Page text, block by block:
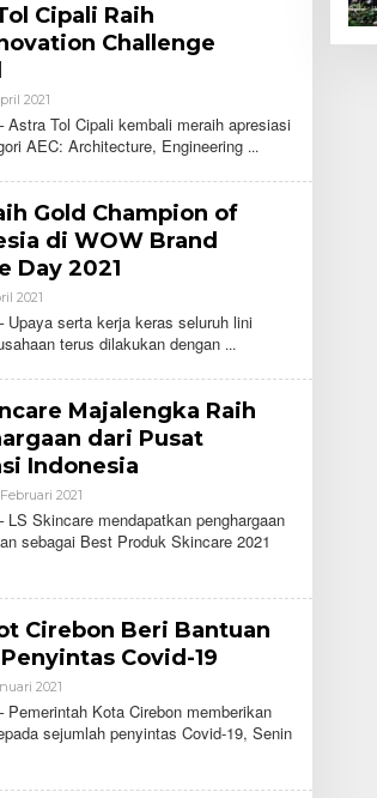
U
T
Cipali Raih
Challenge
2021
L
E
H
I
R
U
S
T
Astra Tol Cipali kembali meraih apresiasi
AEC: Architecture, Engineering
Gold Champion of
di WOW Brand
Day 2021
2021
E
H
I
R
U
S
T
Upaya serta kerja keras seluruh lini
terus dilakukan dengan
Majalengka Raih
dari Pusat
Indonesia
2021
E
H
T
U
T
LS Skincare mendapatkan penghargaan
sebagai Best Produk Skincare 2021
Cirebon Beri Bantuan
Covid-19
2021
E
H
T
Pemerintah Kota Cirebon memberikan
sejumlah penyintas Covid-19, Senin